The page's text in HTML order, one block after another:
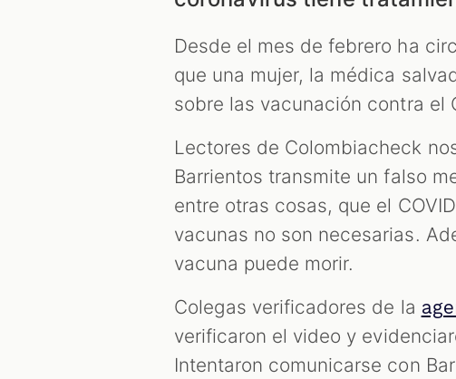
Desde el mes de febrero ha
que una mujer, la médica
sobre las vacunación contra el
Lectores de Colombiacheck
Barrientos transmite un falso
entre otras cosas, que el
vacunas no son necesarias.
vacuna puede morir.
Colegas verificadores de la
verificaron el video y
Intentaron comunicarse con